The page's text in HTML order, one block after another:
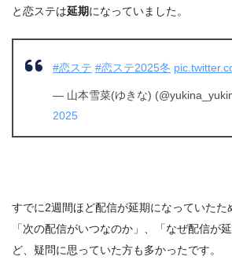
と恋ステは延期になっていました。
#恋ステ #恋ステ2025冬
— 山本雪菜(ゆきな)
2025
すでに2週間ほど配信が延期になっていたた
「次の配信がいつなのか」、「なぜ配信が
ど、疑問に思っていた方も多かったです。